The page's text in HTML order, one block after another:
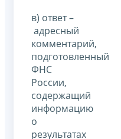
в) ответ –
адресный
комментарий,
подготовленный
ФНС
России,
содержащий
информацию
о
результатах